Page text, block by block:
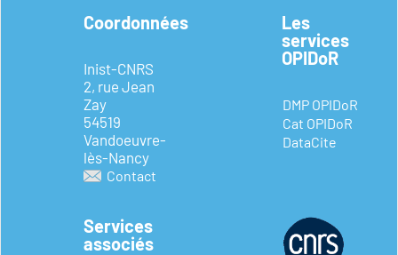
Coordonnées
Inist-CNRS
2, rue Jean
Zay
54519
Vandoeuvre-
lès-Nancy
Contact
Les
services
OPIDoR
DMP OPIDoR
Cat OPIDoR
DataCite
Services
associés